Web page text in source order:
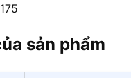
sản phẩm